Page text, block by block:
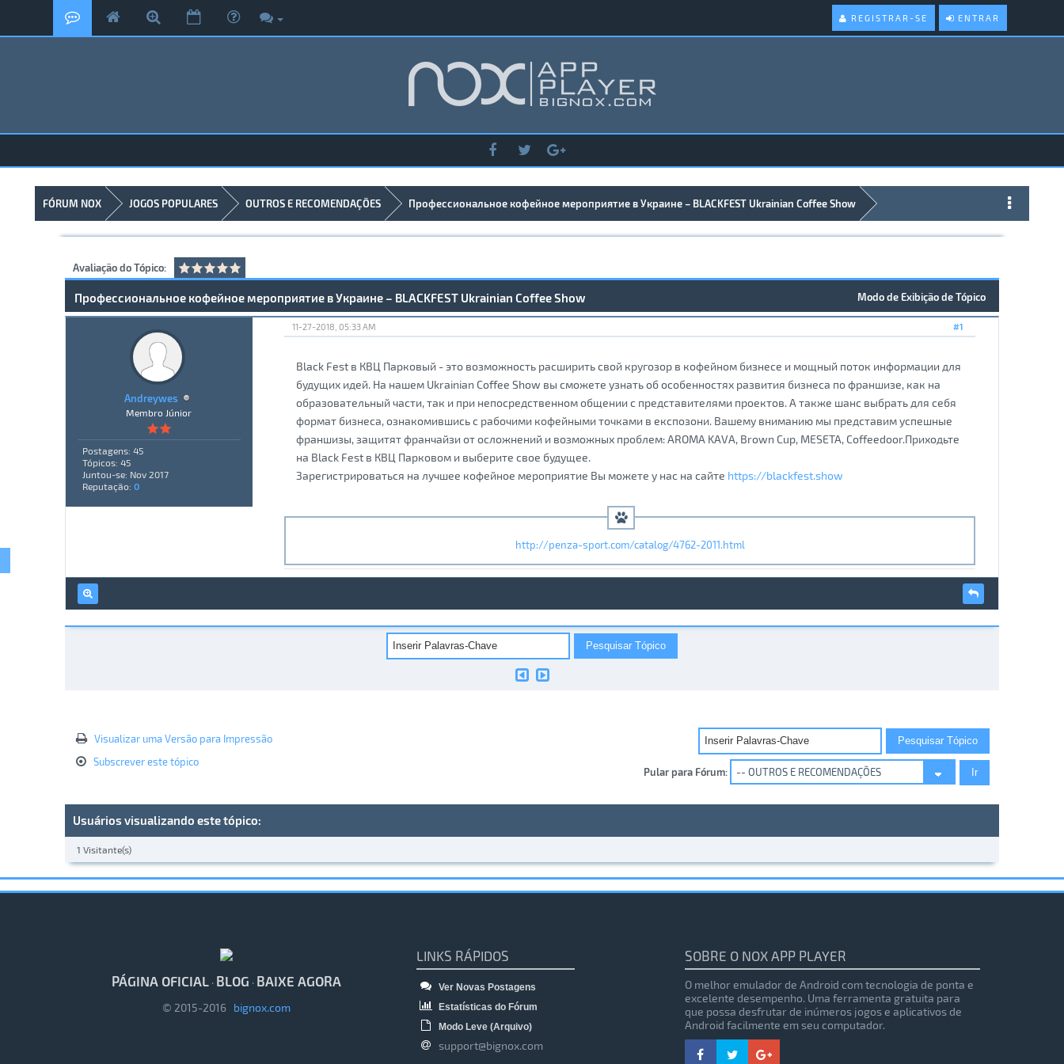
ENTRAR
REGISTRAR-SE
FÓRUM NOX JOGOS POPULARES OUTROS E RECOMENDAÇÕES Профессиональное кофейное мероприятие в Украине – BLACKFEST Ukrainian Coffee Show
Avaliação do Tópico:
Modo de Exibição de Tópico
Профессиональное кофейное мероприятие в Украине – BLACKFEST Ukrainian Coffee Show
Andreywes
Membro Júnior
Postagens: 45
Tópicos: 45
Juntou-se: Nov 2017
Reputação: 0
#1
11-27-2018, 05:33 AM
Black Fest в КВЦ Парковый - это возможность расширить свой кругозор в кофейном бизнесе и мощный поток информации для
будущих идей. На нашем Ukrainian Coffee Show вы сможете узнать об особенностях развития бизнеса по франшизе, как на
образовательный части, так и при непосредственном общении с представителями проектов. А также шанс выбрать для себя
формат бизнеса, ознакомившись с рабочими кофейными точками в експозони. Вашему вниманию мы представим успешные
франшизы, защитят франчайзи от осложнений и возможных проблем: AROMA KAVA, Brown Cup, MESETA, Coffeedoor.Приходьте
на Black Fest в КВЦ Парковом и выберите свое будущее.
Зарегистрироваться на лучшее кофейное мероприятие Вы можете у нас на сайте https://blackfest.show
http://penza-sport.com/catalog/4762-2011.html
Visualizar uma Versão para Impressão
Subscrever este tópico
Pular para Fórum:
Usuários visualizando este tópico:
1 Visitante(s)
PÁGINA OFICIAL · BLOG · BAIXE AGORA
© 2015-2016 bignox.com
LINKS RÁPIDOS
Ver Novas Postagens
Estatísticas do Fórum
Modo Leve (Arquivo)
support@bignox.com
SOBRE O NOX APP PLAYER
O melhor emulador de Android com tecnologia de ponta e
excelente desempenho. Uma ferramenta gratuita para
que possa desfrutar de inúmeros jogos e aplicativos de
Android facilmente em seu computador.